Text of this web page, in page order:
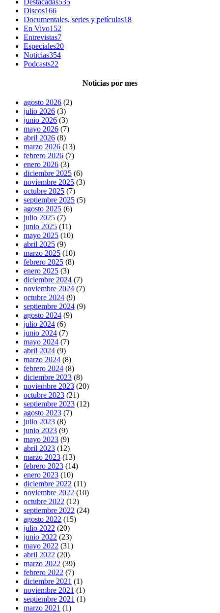
Destacadas535
Discos166
Documentales, series y películas18
En Vivo152
Entrevistas7
Especiales20
Noticias354
Podcasts22
Noticias por mes
agosto 2026 (2)
julio 2026 (3)
junio 2026 (3)
mayo 2026 (7)
abril 2026 (8)
marzo 2026 (13)
febrero 2026 (7)
enero 2026 (3)
diciembre 2025 (6)
noviembre 2025 (3)
octubre 2025 (7)
septiembre 2025 (5)
agosto 2025 (6)
julio 2025 (7)
junio 2025 (11)
mayo 2025 (10)
abril 2025 (9)
marzo 2025 (10)
febrero 2025 (8)
enero 2025 (3)
diciembre 2024 (7)
noviembre 2024 (7)
octubre 2024 (9)
septiembre 2024 (9)
agosto 2024 (9)
julio 2024 (6)
junio 2024 (7)
mayo 2024 (7)
abril 2024 (9)
marzo 2024 (8)
febrero 2024 (8)
diciembre 2023 (8)
noviembre 2023 (20)
octubre 2023 (21)
septiembre 2023 (12)
agosto 2023 (7)
julio 2023 (8)
junio 2023 (9)
mayo 2023 (9)
abril 2023 (12)
marzo 2023 (13)
febrero 2023 (14)
enero 2023 (10)
diciembre 2022 (11)
noviembre 2022 (10)
octubre 2022 (12)
septiembre 2022 (24)
agosto 2022 (15)
julio 2022 (20)
junio 2022 (23)
mayo 2022 (31)
abril 2022 (20)
marzo 2022 (39)
febrero 2022 (7)
diciembre 2021 (1)
noviembre 2021 (1)
septiembre 2021 (1)
marzo 2021 (1)